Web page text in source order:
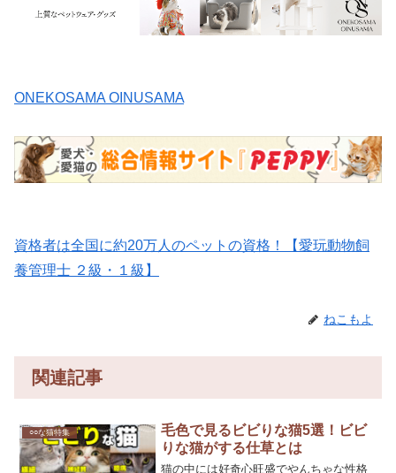
ONEKOSAMA OINUSAMA
資格者は全国に約20万人のペットの資格！【愛玩動物飼
養管理士 ２級・１級】
ねこもよ
関連記事
○○な猫特集
毛色で見るビビりな猫5選！ビビ
りな猫がする仕草とは
猫の中には好奇心旺盛でやんちゃな性格